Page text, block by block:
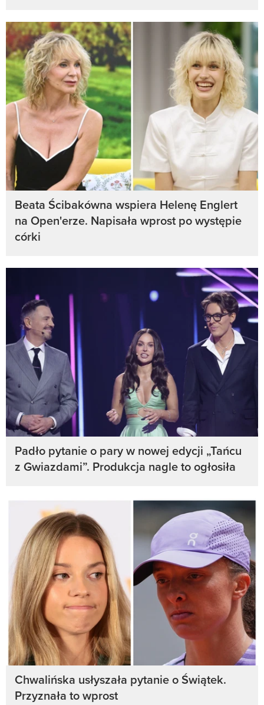
Beata Ścibakówna wspiera Helenę Englert
na Open'erze. Napisała wprost po występie
córki
Padło pytanie o pary w nowej edycji „Tańcu
z Gwiazdami”. Produkcja nagle to ogłosiła
Chwalińska usłyszała pytanie o Świątek.
Przyznała to wprost